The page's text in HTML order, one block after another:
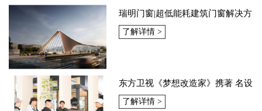
瑞明门窗|超低能耗建筑门窗解决方
案：让家全年26℃的秘密
了解详情 >
东方卫视《梦想改造家》携著 名设
计师赖旭东，现场测评瑞明门窗产
了解详情 >